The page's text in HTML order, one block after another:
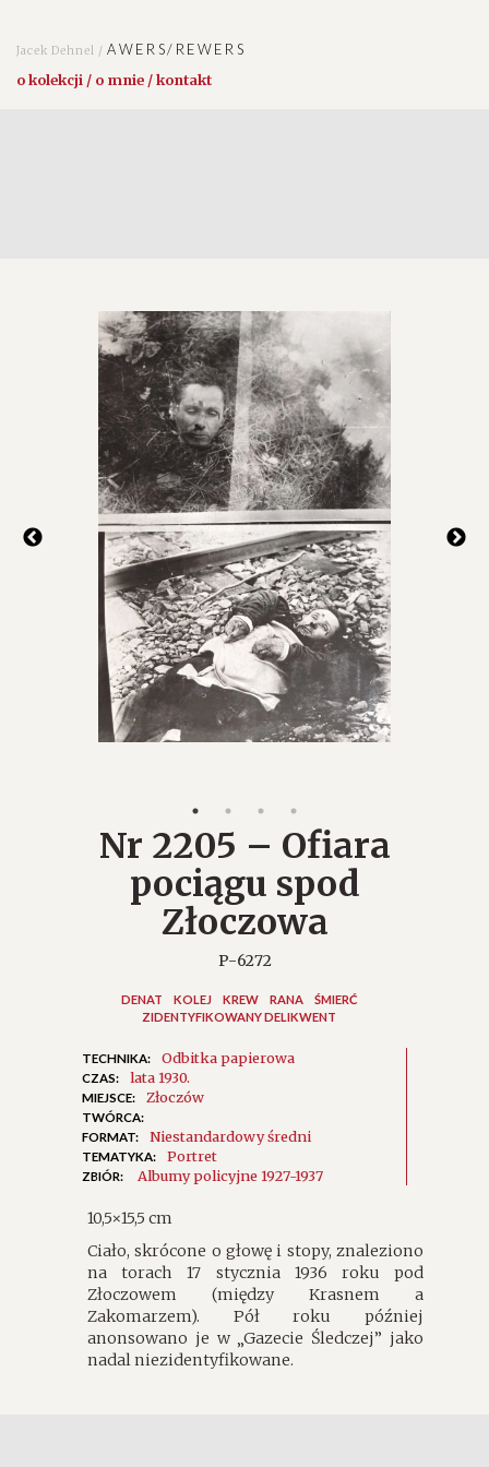
Jacek Dehnel /AWERS/REWERS
o kolekcji / o mnie / kontakt
Nr 2205 – Ofiara
pociągu spod
Złoczowa
P-6272
DENAT KOLEJ KREW RANA
ŚMIERĆ
ZIDENTYFIKOWANY DELIKWENT
TECHNIKA: Odbitka papierowa
CZAS: lata 1930.
MIEJSCE: Złoczów
TWÓRCA:
FORMAT:
Niestandardowy średni
TEMATYKA: Portret
ZBIÓR: Albumy policyjne 1927-1937
10,5×15,5 cm
Ciało, skrócone o głowę i stopy, znaleziono
na torach 17 stycznia 1936 roku pod
Złoczowem (między Krasnem a
Zakomarzem). Pół roku później
anonsowano je w „Gazecie Śledczej” jako
nadal niezidentyfikowane.